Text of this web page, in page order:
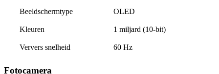
Beeldschermtype OLED
Kleuren 1 miljard (10-bit)
Ververs snelheid 60 Hz
Fotocamera